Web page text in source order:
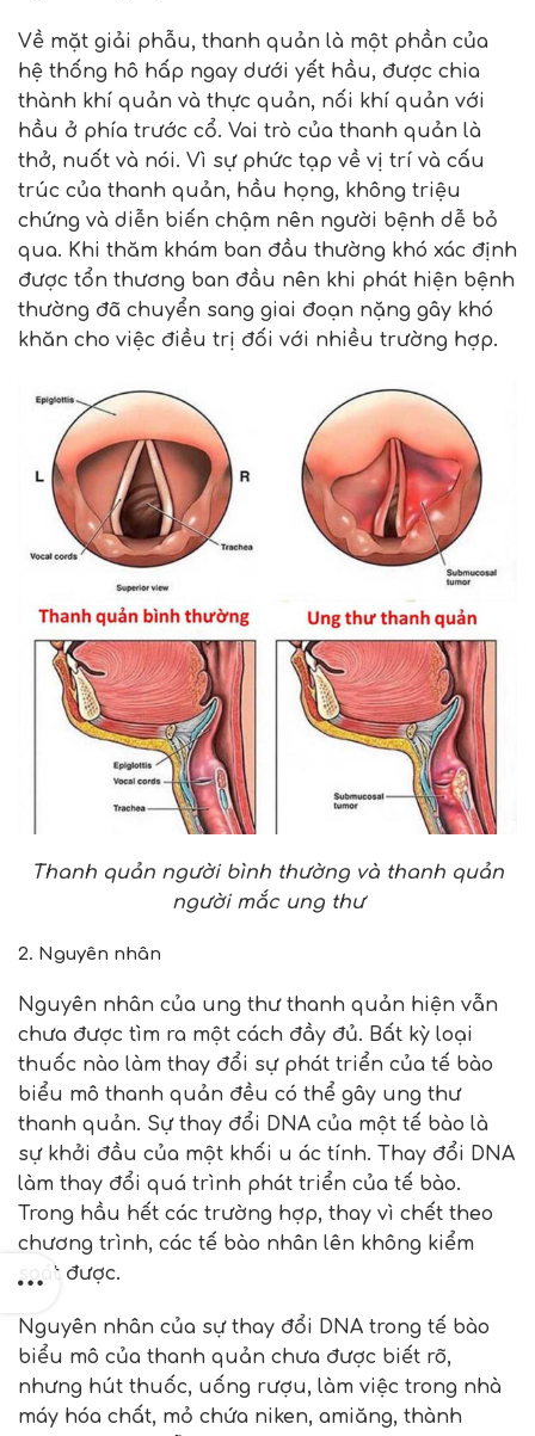
Về mặt giải phẫu, thanh quản là một phần của
hệ thống hô hấp ngay dưới yết hầu, được chia
thành khí quản và thực quản, nối khí quản với
hầu ở phía trước cổ. Vai trò của thanh quản là
thở, nuốt và nói. Vì sự phức tạp về vị trí và cấu
trúc của thanh quản, hầu họng, không triệu
chứng và diễn biến chậm nên người bệnh dễ bỏ
qua. Khi thăm khám ban đầu thường khó xác định
được tổn thương ban đầu nên khi phát hiện bệnh
thường đã chuyển sang giai đoạn nặng gây khó
khăn cho việc điều trị đối với nhiều trường hợp.
Thanh quản người bình thường và thanh quản
người mắc ung thư
2. Nguyên nhân
Nguyên nhân của ung thư thanh quản hiện vẫn
chưa được tìm ra một cách đầy đủ. Bất kỳ loại
thuốc nào làm thay đổi sự phát triển của tế bào
biểu mô thanh quản đều có thể gây ung thư
thanh quản. Sự thay đổi DNA của một tế bào là
sự khởi đầu của một khối u ác tính. Thay đổi DNA
làm thay đổi quá trình phát triển của tế bào.
Trong hầu hết các trường hợp, thay vì chết theo
chương trình, các tế bào nhân lên không kiểm
soát được.
Nguyên nhân của sự thay đổi DNA trong tế bào
biểu mô của thanh quản chưa được biết rõ,
nhưng hút thuốc, uống rượu, làm việc trong nhà
máy hóa chất, mỏ chứa niken, amiăng, thành